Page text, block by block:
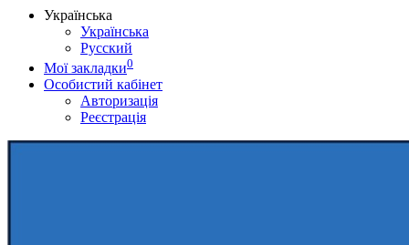
Українська
Українська
Русский
Мої закладки0
Особистий кабінет
Авторизація
Реєстрація